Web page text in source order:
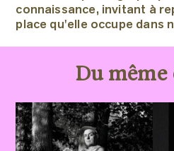
connaissance, invitant à
place qu'elle occupe dans
Du